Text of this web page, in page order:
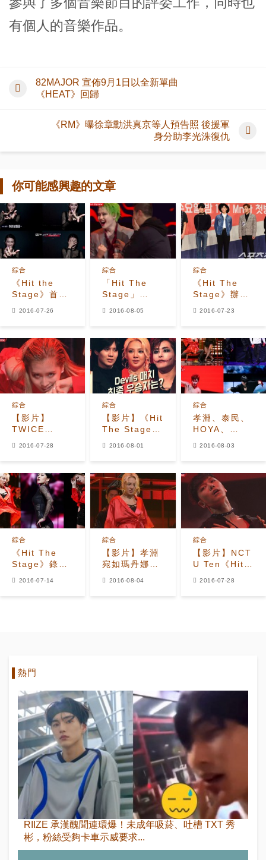
有個人的音樂作品。
82MAJOR 宣佈9月1日以全新單曲
《HEAT》回歸
《RM》曝徐章勳洪真京等人預告照 後援軍
身分助李光洙復仇
你可能感興趣的文章
《Hit the
Stage》首播
點
綜合
2016-07-26
「Hit The
Stage」
常緊張..」
綜合
2016-08-05
《Hit The
Stage》辦發
綜合
2016-07-23
【影片】
TWICE
霸全場！
綜合
2016-07-28
【影片】《Hit
The Stage》
Shownu火拚
U-Kwon
綜合
2016-08-01
孝淵、泰民、
HOYA、
Stage》今(3
日)公開冠軍
綜合
2016-08-03
《Hit The
Stage》錄影
綜合
2016-07-14
【影片】孝淵
宛如瑪丹娜附
綜合
2016-08-04
【影片】NCT
U Ten《Hit
綜合
2016-07-28
熱門
RIIZE 承漢醜聞連環爆！未成年吸菸、吐槽 TXT 秀
彬，粉絲受夠卡車示威要求...